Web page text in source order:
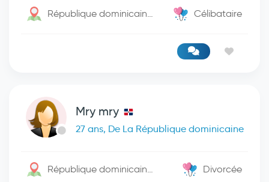
République dominicaine / Santo Domingo De Guzman Célibataire
Mry mry
27 ans, De La République dominicaine
République dominicaine / Santo Domingo De Guzman Divorcée